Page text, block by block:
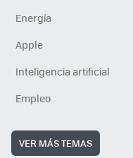
Energía
Apple
Inteligencia artificial
Empleo
VER MÁS TEMAS